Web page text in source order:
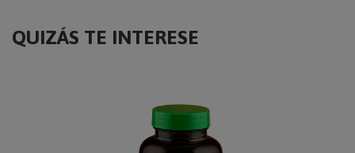
QUIZÁS TE INTERESE